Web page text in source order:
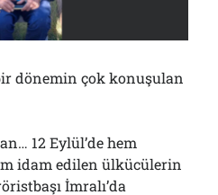
dönemin çok konuşulan
12 Eylül’de hem
idam edilen ülkücülerin
İmralı’da